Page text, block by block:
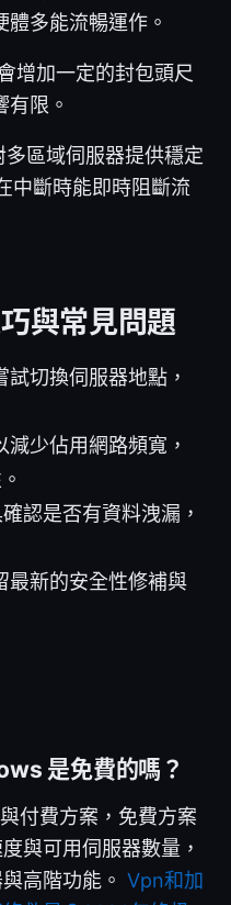
多能流暢運作。
增加一定的封包頭尺
限。
區域伺服器提供穩定
中斷時能即時阻斷流
與常見問題
切換伺服器地點，
少佔用網路頻寬，
認是否有資料洩漏，
最新的安全性修補與
是免費的嗎？
付費方案，免費方案
與可用伺服器數量，
高階功能。 Vpn和加